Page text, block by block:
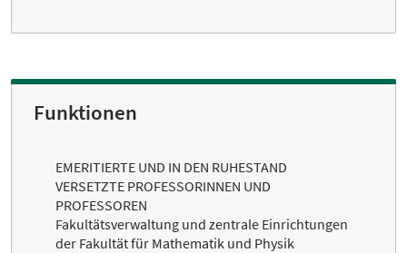
Funktionen
EMERITIERTE UND IN DEN RUHESTAND
VERSETZTE PROFESSORINNEN UND
PROFESSOREN
Fakultätsverwaltung und zentrale Einrichtungen
der Fakultät für Mathematik und Physik